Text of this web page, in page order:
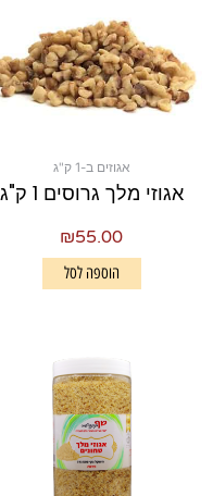
אגוזים ב-1 ק"ג
אגוזי מלך גרוסים 1 ק"ג
₪55.00
הוספה לסל